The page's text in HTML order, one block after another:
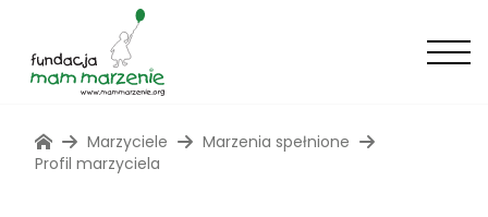
Marzyciele
Marzenia spełnione
Profil marzyciela